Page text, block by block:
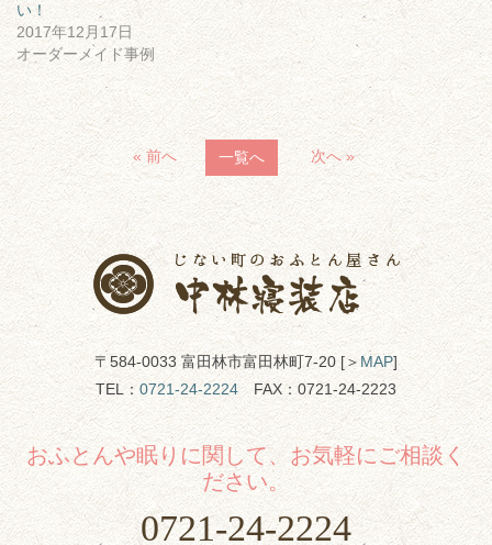
い！
2017年12月17日
オーダーメイド事例
« 前へ 一覧へ 次へ »
〒584-0033 富田林市富田林町7-20 [＞MAP]
TEL： 0721-24-2224FAX：0721-24-2223
おふとんや眠りに関して、お気軽にご相談く
ださい。
0721-24-2224